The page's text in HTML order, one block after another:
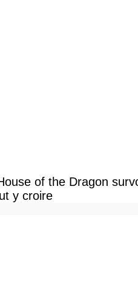
of the Dragon
y croire